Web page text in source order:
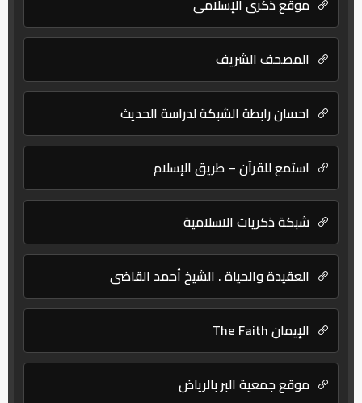
موقع ذكرى الإسلامي
المصحف الشريف
احسان رابطة الشبكة لدراسة الحديث
استمع للقرآن – طريق الإسلام
شبكة ذكريات الاسلامية
العقيدة والحياة . الشيخ أحمد القاضي
الإيمان The Faith
موقع جمعية البر بالرياض